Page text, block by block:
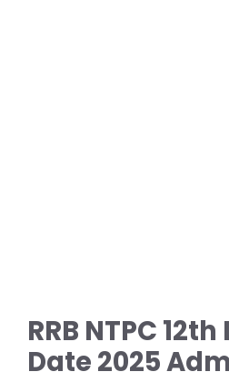
RRB NTPC
Date 2025